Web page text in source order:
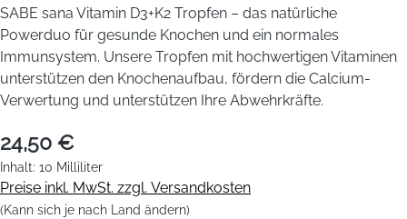
SABE sana Vitamin D3+K2 Tropfen – das natürliche
Powerduo für gesunde Knochen und ein normales
Immunsystem. Unsere Tropfen mit hochwertigen Vitaminen
unterstützen den Knochenaufbau, fördern die Calcium-
Verwertung und unterstützen Ihre Abwehrkräfte.
24,50 €
Inhalt: 10 Milliliter
Preise inkl. MwSt. zzgl. Versandkosten
(Kann sich je nach Land ändern)